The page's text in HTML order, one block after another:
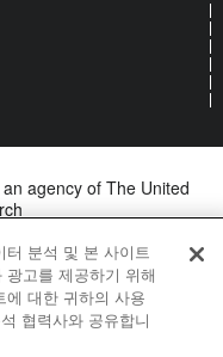
agency of The United
터 분석 및 본 사이트
고를 제공하기 위해
에 대한 귀하의 사용
협력사와 공유합니